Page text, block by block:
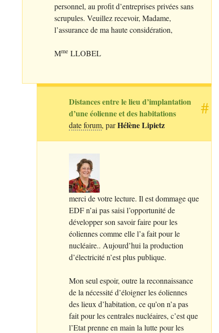
personnel, au profit d’entreprises privées sans
scrupules. Veuillez recevoir, Madame,
l’assurance de ma haute considération,
Mme LLOBEL
#
Distances entre le lieu d’implantation
d’une éolienne et des habitations
date forum, parHélène Lipietz
merci de votre lecture. Il est dommage que
EDFn’ai pas saisi l’opportunité de
développer son savoir faire pour les
éoliennes comme elle l’a fait pour le
nucléaire.. Aujourd’hui la production
d’électricité n’est plus publique.
Mon seul espoir, outre la reconnaissance
de la nécessité d’éloigner les éoliennes
des lieux d’habitation, ce qu’on n’a pas
fait pour les centrales nucléaires, c’est que
l’Etat prenne en main la lutte pour les